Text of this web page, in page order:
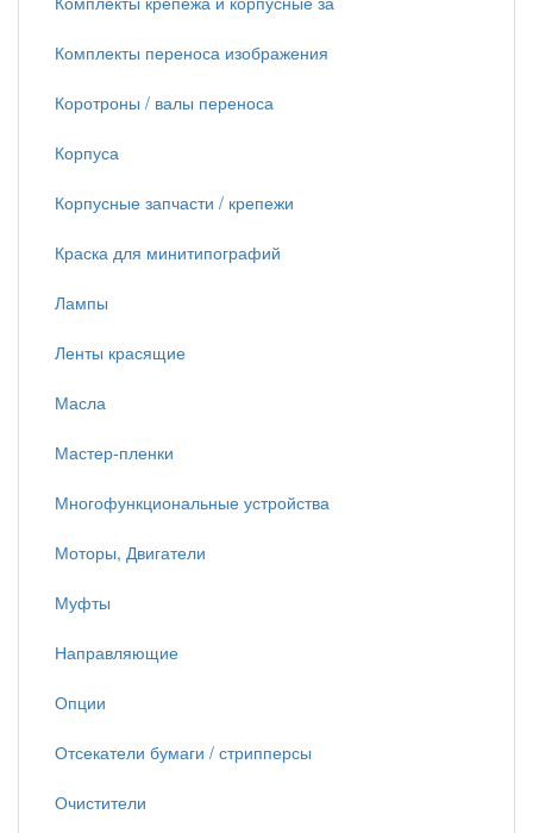
Комплекты переноса изображения
Коротроны / валы переноса
Корпуса
Корпусные запчасти / крепежи
Краска для минитипографий
Лампы
Ленты красящие
Масла
Мастер-пленки
Многофункциональные устройства
Моторы, Двигатели
Муфты
Направляющие
Опции
Отсекатели бумаги / стрипперсы
Очистители